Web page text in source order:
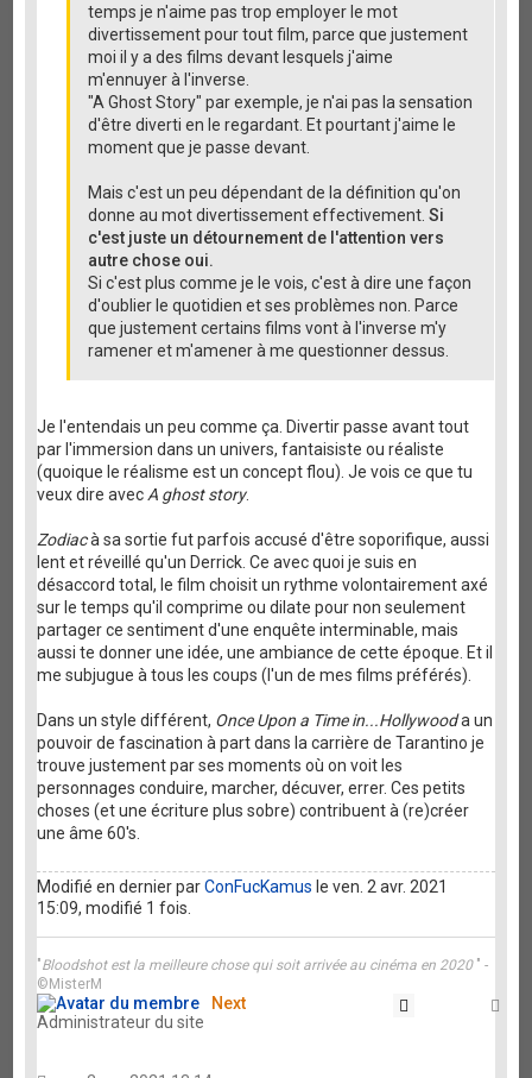
temps je n'aime pas trop employer le mot
divertissement pour tout film, parce que justement
moi il y a des films devant lesquels j'aime
m'ennuyer à l'inverse.
"A Ghost Story" par exemple, je n'ai pas la sensation
d'être diverti en le regardant. Et pourtant j'aime le
moment que je passe devant.
Mais c'est un peu dépendant de la définition qu'on
donne au mot divertissement effectivement.Si
c'est juste un détournement de l'attention vers
autre chose oui.
Si c'est plus comme je le vois, c'est à dire une façon
d'oublier le quotidien et ses problèmes non. Parce
que justement certains films vont à l'inverse m'y
ramener et m'amener à me questionner dessus.
Je l'entendais un peu comme ça. Divertir passe avant tout
par l'immersion dans un univers, fantaisiste ou réaliste
(quoique le réalisme est un concept flou). Je vois ce que tu
veux dire avec A ghost story.
Zodiacà sa sortie fut parfois accusé d'être soporifique, aussi
lent et réveillé qu'un Derrick. Ce avec quoi je suis en
désaccord total, le film choisit un rythme volontairement axé
sur le temps qu'il comprime ou dilate pour non seulement
partager ce sentiment d'une enquête interminable, mais
aussi te donner une idée, une ambiance de cette époque. Et il
me subjugue à tous les coups (l'un de mes films préférés).
Dans un style différent, Once Upon a Time in...Hollywooda un
pouvoir de fascination à part dans la carrière de Tarantino je
trouve justement par ses moments où on voit les
personnages conduire, marcher, décuver, errer. Ces petits
choses (et une écriture plus sobre) contribuent à (re)créer
une âme 60's.
Modifié en dernier parConFucKamus le ven. 2 avr. 2021
15:09, modifié 1 fois.
"Bloodshot est la meilleure chose qui soit arrivée au cinéma en 2020 " -
©MisterM
Next
Administrateur du site